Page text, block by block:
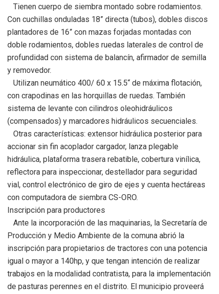
Tienen cuerpo de siembra montado sobre rodamientos.
Con cuchillas onduladas 18” directa (tubos), dobles discos
plantadores de 16” con mazas forjadas montadas con
doble rodamientos, dobles ruedas laterales de control de
profundidad con sistema de balancín, afirmador de semilla
y removedor.
Utilizan neumático 400/ 60 x 15.5“ de máxima flotación,
con crapodinas en las horquillas de ruedas. También
sistema de levante con cilindros oleohidráulicos
(compensados) y marcadores hidráulicos secuenciales.
Otras características: extensor hidráulica posterior para
accionar sin fin acoplador cargador, lanza plegable
hidráulica, plataforma trasera rebatible, cobertura vinílica,
reflectora para inspeccionar, destellador para seguridad
vial, control electrónico de giro de ejes y cuenta hectáreas
con computadora de siembra CS-ORO.
Inscripción para productores
Ante la incorporación de las maquinarias, la Secretaría de
Producción y Medio Ambiente de la comuna abrió la
inscripción para propietarios de tractores con una potencia
igual o mayor a 140hp, y que tengan intención de realizar
trabajos en la modalidad contratista, para la implementación
de pasturas perennes en el distrito. El municipio proveerá